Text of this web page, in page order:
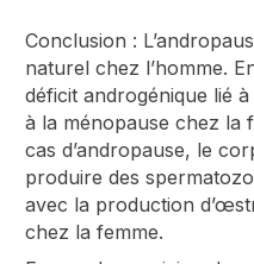
Conclusion :
naturel chez l’homme.
déficit androgénique lié
à la ménopause chez la
cas d’andropause, le
produire des
avec la production
chez la femme.